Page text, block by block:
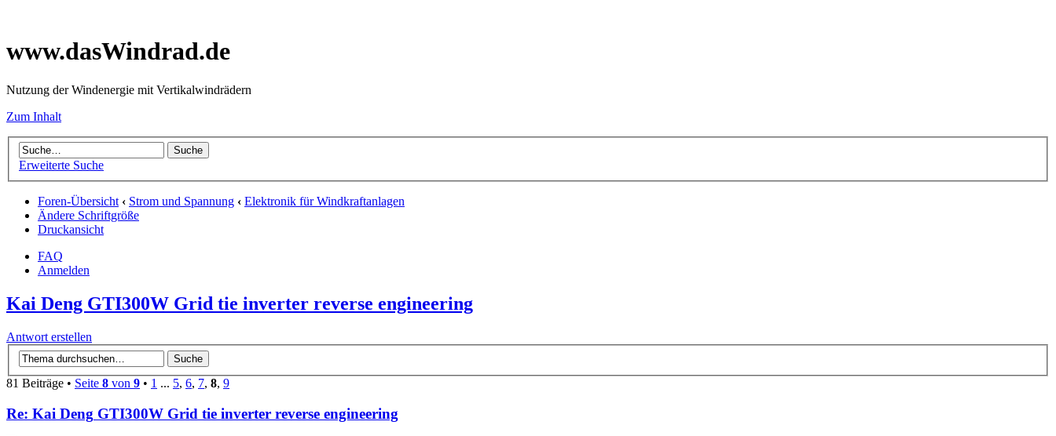
www.dasWindrad.de
Nutzung der Windenergie mit Vertikalwindrädern
Zum Inhalt
Erweiterte Suche
Foren-Übersicht ‹ Strom und Spannung ‹ Elektronik für Windkraftanlagen
Ändere Schriftgröße
Druckansicht
FAQ
Anmelden
Kai Deng GTI300W Grid tie inverter reverse engineering
Antwort erstellen
81 Beiträge • Seite 8 von 9 • 1 ... 5, 6, 7, 8, 9
Re: Kai Deng GTI300W Grid tie inverter reverse engineering